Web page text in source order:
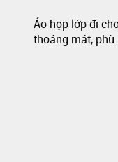
Áo họp lớp đi
thoáng mát,